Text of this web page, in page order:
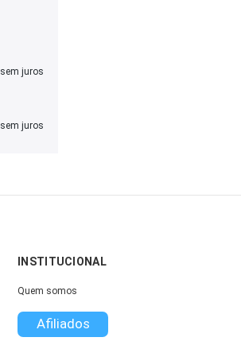
sem juros
sem juros
INSTITUCIONAL
Quem somos
Afiliados